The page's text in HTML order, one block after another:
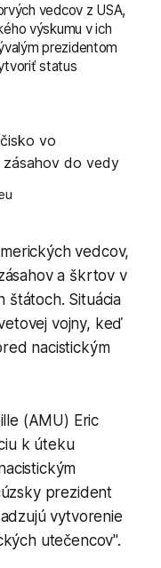
vedcov z USA,
výskumu v ich
prezidentom
status
vedcov,
a škrtov v
štátoch. Situácia
vojny, keď
nacistickým
(AMU) Eric
k úteku
prezident
vytvorenie
utečencov".